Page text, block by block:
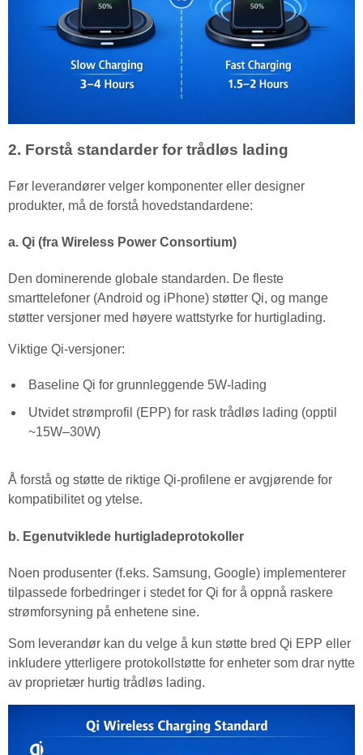
2. Forstå standarder for trådløs lading
Før leverandører velger komponenter eller designer
produkter, må de forstå hovedstandardene:
a. Qi (fra Wireless Power Consortium)
Den dominerende globale standarden. De fleste
smarttelefoner (Android og iPhone) støtter Qi, og mange
støtter versjoner med høyere wattstyrke for hurtiglading.
Viktige Qi-versjoner:
Baseline Qi for grunnleggende 5W-lading
Utvidet strømprofil (EPP) for rask trådløs lading (opptil
~15W–30W)
Å forstå og støtte de riktige Qi-profilene er avgjørende for
kompatibilitet og ytelse.
b. Egenutviklede hurtigladeprotokoller
Noen produsenter (f.eks. Samsung, Google) implementerer
tilpassede forbedringer i stedet for Qi for å oppnå raskere
strømforsyning på enhetene sine.
Som leverandør kan du velge å kun støtte bred Qi EPP eller
inkludere ytterligere protokollstøtte for enheter som drar nytte
av proprietær hurtig trådløs lading.